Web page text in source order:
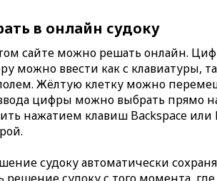
в онлайн судоку
сайте можно решать онлайн.
можно ввести как с клавиатуры,
Жёлтую клетку можно
цифры можно выбрать прямо
нажатием клавиш Backspace
судоку автоматически